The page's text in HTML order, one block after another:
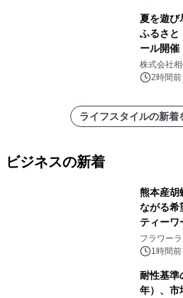
夏を遊び
ふるさと
ール開催
株式会社
2時間前
ライフスタイルの新着
ビジネスの新着
熊本産胡
ながる希
ティーワ
山・射水
フラワー
1時間前
耐性基準
年）、市